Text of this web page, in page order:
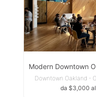
Downtown Oakland -
da $3,000